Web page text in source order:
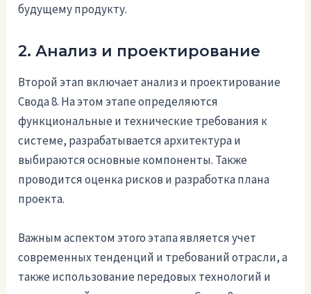
будущему продукту.
2. Анализ и проектирование
Второй этап включает анализ и проектирование
Свода 8. На этом этапе определяются
функциональные и технические требования к
системе, разрабатывается архитектура и
выбираются основные компоненты. Также
проводится оценка рисков и разработка плана
проекта.
Важным аспектом этого этапа является учет
современных тенденций и требований отрасли, а
также использование передовых технологий и